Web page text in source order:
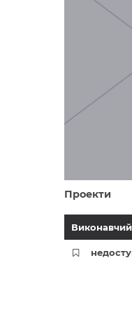
Проекти